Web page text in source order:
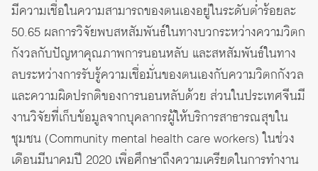
มีความเชื่อในความสามารถของตนเองอยู่ในระดับต่ำร้อยละ
50.65 ผลการวิจัยพบสหสัมพันธ์ในทางบวกระหว่างความวิตก
กังวลกับปัญหาคุณภาพการนอนหลับ และสหสัมพันธ์ในทาง
ลบระหว่างการรับรู้ความเชื่อมั่นของตนเองกับความวิตกกังวล
และความผิดปรกติของการนอนหลับด้วย ส่วนในประเทศจีนมี
งานวิจัยที่เก็บข้อมูลจากบุคลากรผู้ให้บริการสาธารณสุขใน
ชุมชน (Community mental health care workers) ในช่วง
เดือนมีนาคมปี 2020 เพื่อศึกษาถึงความเครียดในการทำงาน